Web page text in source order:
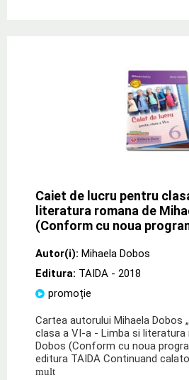
Caiet de lucru pentru
literatura romana de
(Conform cu noua
Autor(i): Mihaela Dobos
Editura: TAIDA - 2018
promoție
Cartea autorului Mihaela Dobos
clasa a VI-a - Limba si literatura
Dobos (Conform cu noua
editura TAIDA Continuand
mult